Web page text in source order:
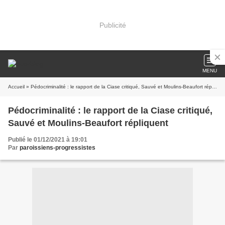
Publicité
MENU
Accueil » Pédocriminalité : le rapport de la Ciase critiqué, Sauvé et Moulins-Beaufort répliquent
Pédocriminalité : le rapport de la Ciase critiqué,
Sauvé et Moulins-Beaufort répliquent
Publié le 01/12/2021 à 19:01
Par paroissiens-progressistes